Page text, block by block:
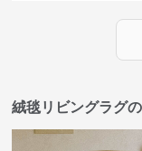
絨毯リビングラグ